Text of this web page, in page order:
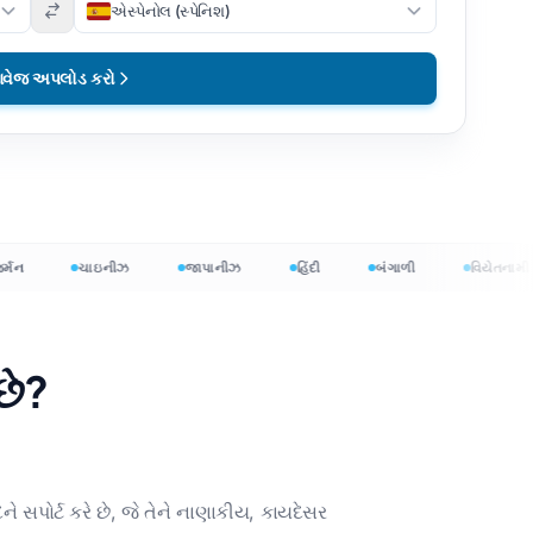
એસ્પેનોલ (સ્પેનિશ)
અપલોડ કરો
ચાઇનીઝ જાપાનીઝ હિંદી બંગાળી વિયેતનામી
સપોર્ટ કરે છે, જે તેને નાણાકીય, કાયદેસર